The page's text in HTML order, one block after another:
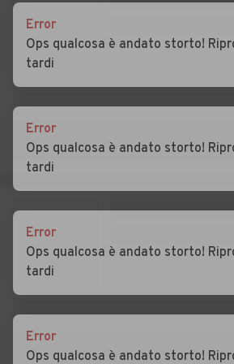
Auto usate Confienza
Auto usate Corana
Auto
Auto usate Corteolona e
Genzone
Auto
Auto usate Costa de' Nobili Auto
Auto usate Cura Carpignano Auto
Erbognone
Auto usate Fortunago
Auto usate Gambolò
Error
Ops qualcosa è andato storto!
tardi
Error
Ops qualcosa è andato storto!
tardi
Error
Ops qualcosa è andato storto!
tardi
Error
Ops qualcosa è andato storto!